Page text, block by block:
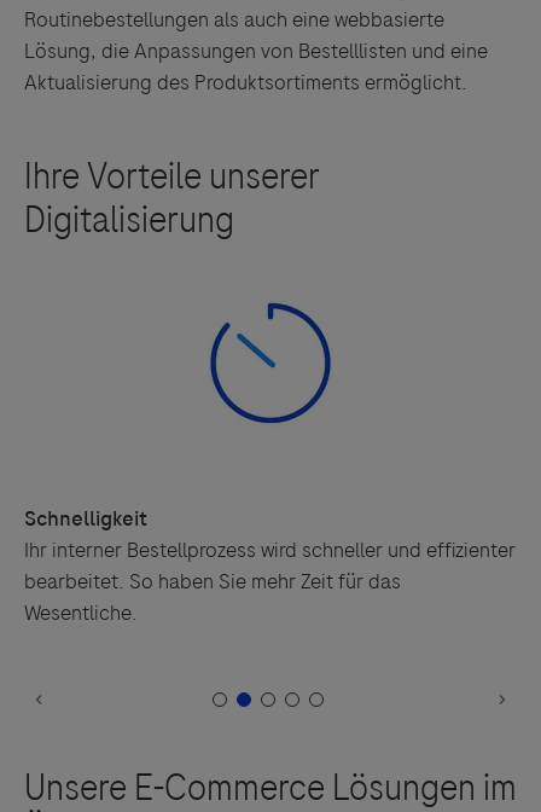
Routinebestellungen als auch eine webbasierte
Lösung, die Anpassungen von Bestelllisten und eine
Aktualisierung des Produktsortiments ermöglicht.
Schnelligkeit
Ihr interner Bestellprozess wird schneller und effizienter
bearbeitet. So haben Sie mehr Zeit für das
Wesentliche.